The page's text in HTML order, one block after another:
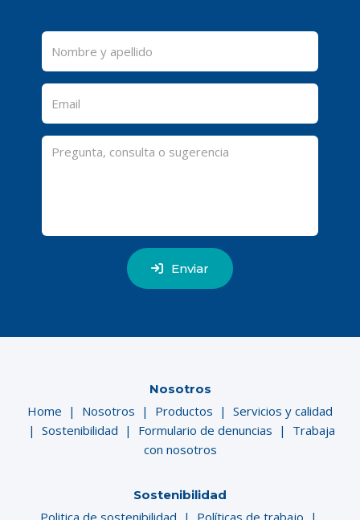
Enviar
Nosotros
Home | Nosotros | Productos | Servicios y calidad
| Sostenibilidad | Formulario de denuncias |
Trabaja
con nosotros
Sostenibilidad